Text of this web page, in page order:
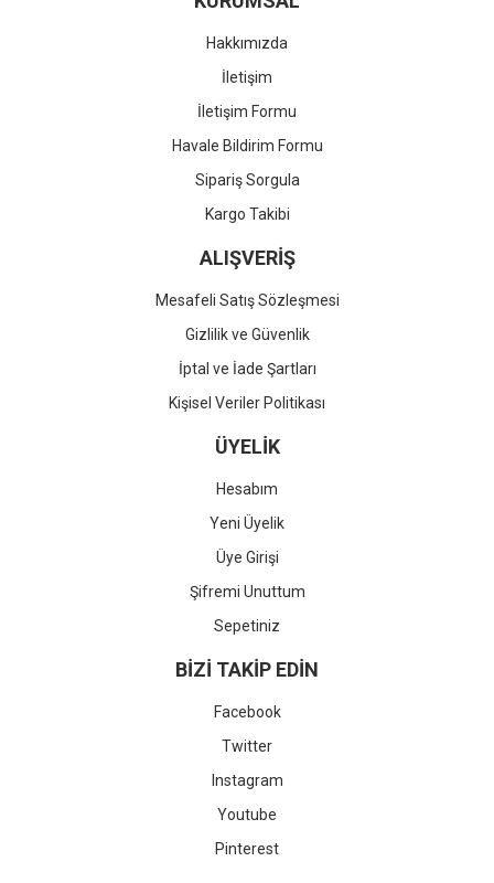
Hakkımızda
İletişim
İletişim Formu
Havale Bildirim Formu
Sipariş Sorgula
Kargo Takibi
ALIŞVERİŞ
Mesafeli Satış Sözleşmesi
Gizlilik ve Güvenlik
İptal ve İade Şartları
Kişisel Veriler Politikası
ÜYELİK
Hesabım
Yeni Üyelik
Üye Girişi
Şifremi Unuttum
Sepetiniz
BİZİ TAKİP EDİN
Facebook
Twitter
Instagram
Youtube
Pinterest